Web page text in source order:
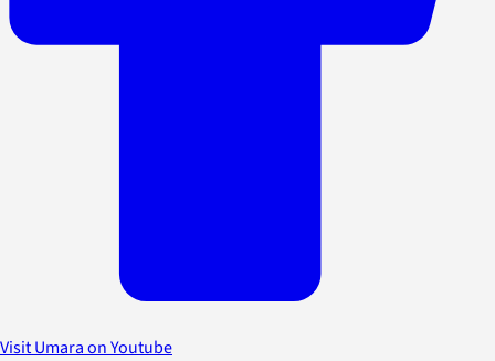
Visit Umara on Youtube